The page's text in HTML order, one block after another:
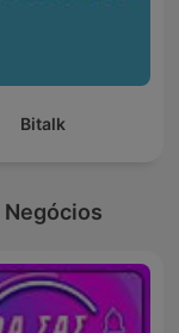
Bitalk